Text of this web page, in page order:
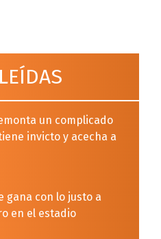
un complicado
invicto y acecha a
gana con lo justo a
en el estadio